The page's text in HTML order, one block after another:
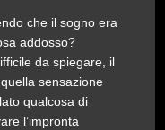
che il sogno era
addosso?
da spiegare, il
sensazione
qualcosa di
l’impronta